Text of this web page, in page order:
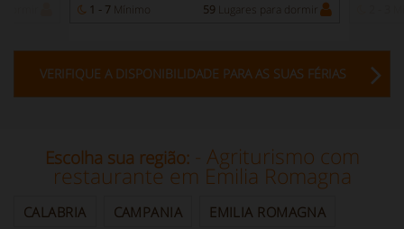
1 - 7 Mínimo 59 Lugares para dormir
VERIFIQUE A DISPONIBILIDADE PARA AS SUAS FÉRIAS
Escolha sua região: - Agriturismo com
restaurante em Emilia Romagna
CALABRIA CAMPANIA EMILIA ROMAGNA